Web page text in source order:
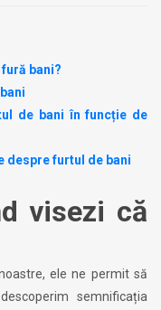
bani?
de bani în funcție de
despre furtul de bani
visezi că
ele ne permit să
semnificația